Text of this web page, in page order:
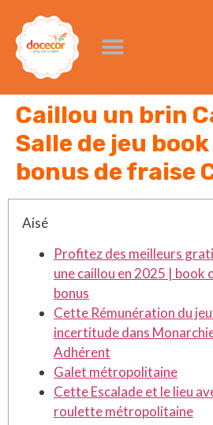
Caillou un brin
Salle de jeu
bonus de fraise
Aisé
Profitez des meilleurs
une caillou en 2025 | book
bonus
Cette Rémunération du
incertitude dans
Adhérent
Galet métropolitaine
Cette Escalade et le lieu
roulette métropolitaine